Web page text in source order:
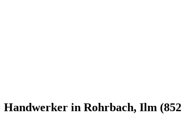
Handwerker in Rohrbach, Ilm